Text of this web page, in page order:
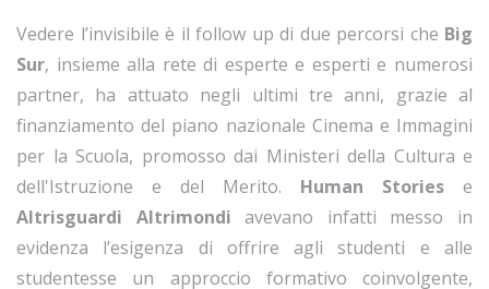
Vedere l’invisibile è il follow up di due percorsi che Big
Sur, insieme alla rete di esperte e esperti e numerosi
partner, ha attuato negli ultimi tre anni, grazie al
finanziamento del piano nazionale Cinema e Immagini
per la Scuola, promosso dai Ministeri della Cultura e
dell'Istruzione e del Merito. Human Stories e
Altrisguardi Altrimondi avevano infatti messo in
evidenza l’esigenza di offrire agli studenti e alle
studentesse un approccio formativo coinvolgente,